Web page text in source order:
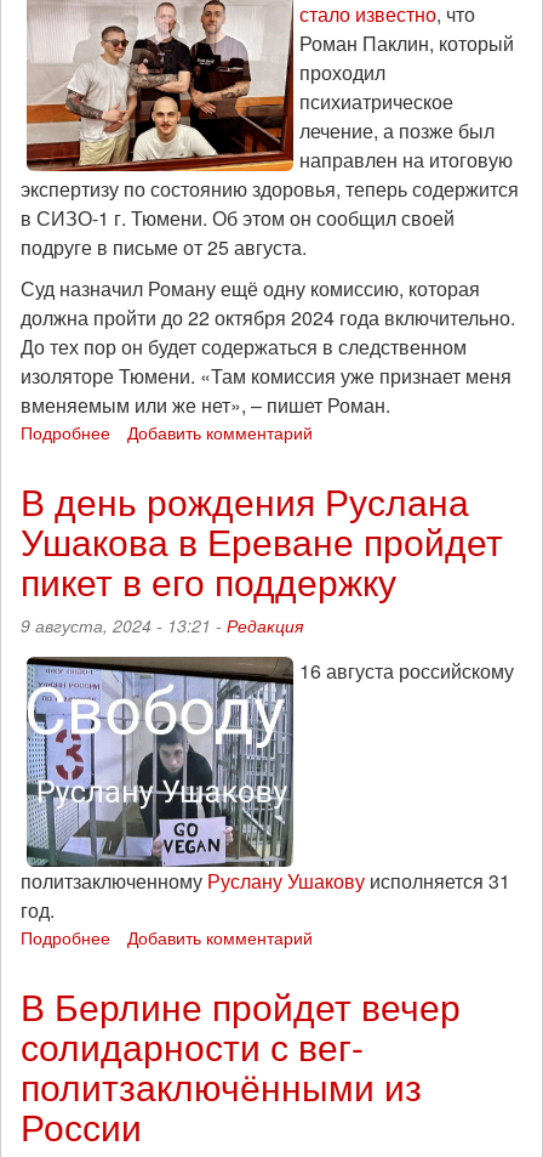
стало известно, что
Роман Паклин, который
проходил
психиатрическое
лечение, а позже был
направлен на итоговую
экспертизу по состоянию здоровья, теперь содержится
в СИЗО-1 г. Тюмени. Об этом он сообщил своей
подруге в письме от 25 августа.
Суд назначил Роману ещё одну комиссию, которая
должна пройти до 22 октября 2024 года включительно.
До тех пор он будет содержаться в следственном
изоляторе Тюмени. «Там комиссия уже признает меня
вменяемым или же нет», – пишет Роман.
Подробнее
-
продолжение
суда
по
«тюменскому
делу».
Роман
Паклин
переведен
в
СИЗО-1
Тюмени
Добавить комментарий
В день рождения Руслана
Ушакова в Ереване пройдет
пикет в его поддержку
9 августа, 2024 - 13:21 - Редакция
16 августа российскому
политзаключенному Руслану Ушакову исполняется 31
год.
Подробнее
рождения
Ушакова
в
Ереване
пройдет
Добавить комментарий
В Берлине пройдет вечер
солидарности с вег-
политзаключёнными из
России